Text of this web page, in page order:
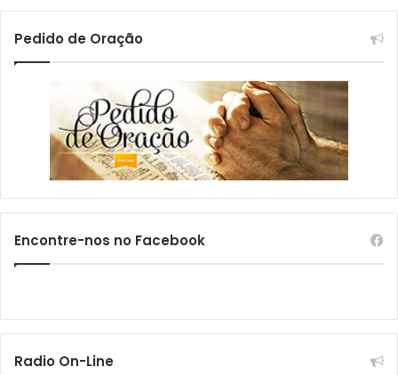
Pedido de Oração
Encontre-nos no Facebook
Radio On-Line